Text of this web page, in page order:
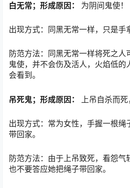
白无常；形成原因： 为阴间鬼使！
出现方式：同黑无常一样，只是手
防范方法：同黑无常一样将死之人
鬼使，并不会伤及活人，火焰低的
会看到。
吊死鬼；形成原因： 上吊自杀而死
出现方式：常为女性，手握一根绳
带回家。
防范方法：由于上吊致死，看怨气
也不要答应她把绳子带回家。